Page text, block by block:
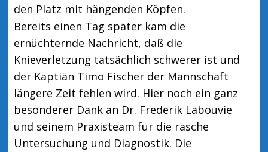
den Platz mit hängenden Köpfen.
Bereits einen Tag später kam die
ernüchternde Nachricht, daß die
Knieverletzung tatsächlich schwerer ist und
der Kaptiän Timo Fischer der Mannschaft
längere Zeit fehlen wird. Hier noch ein ganz
besonderer Dank an Dr. Frederik Labouvie
und seinem Praxisteam für die rasche
Untersuchung und Diagnostik. Die